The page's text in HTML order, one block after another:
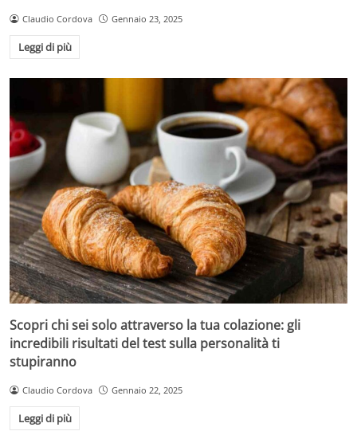
Claudio Cordova Gennaio 23, 2025
Leggi di più
Scopri chi sei solo attraverso la tua colazione: gli
incredibili risultati del test sulla personalità ti
stupiranno
Claudio Cordova Gennaio 22, 2025
Leggi di più